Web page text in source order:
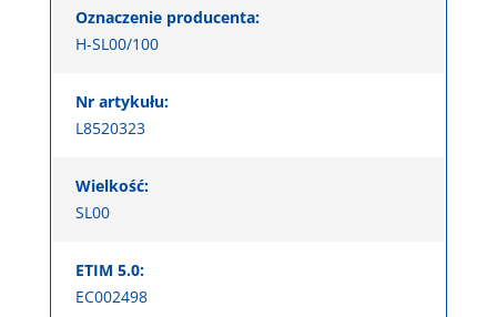
Oznaczenie producenta:
H-SL00/100
Nr artykułu:
L8520323
Wielkość:
SL00
ETIM 5.0:
EC002498